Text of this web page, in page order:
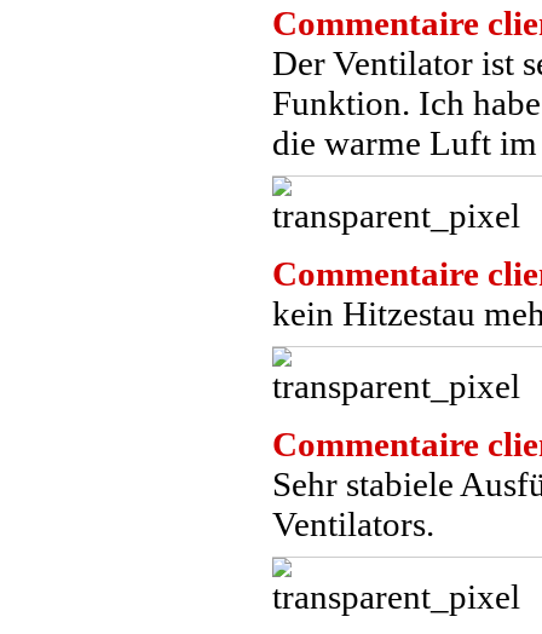
Commentaire
Der Ventilator ist
Funktion. Ich
die warme Luft im
Commentaire
kein Hitzestau
Commentaire
Sehr stabiele
Ventilators.